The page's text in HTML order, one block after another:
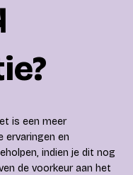
is een meer
ervaringen en
indien je dit nog
de voorkeur aan het